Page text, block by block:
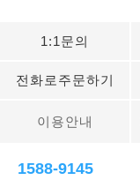
1:1문의
전화로주문하기
이용안내
1588-9145